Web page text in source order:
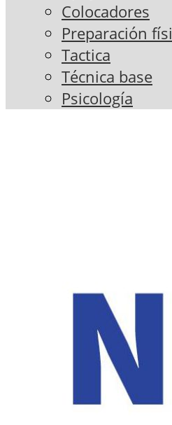
Colocadores
Preparación
Tactica
Técnica base
Psicología